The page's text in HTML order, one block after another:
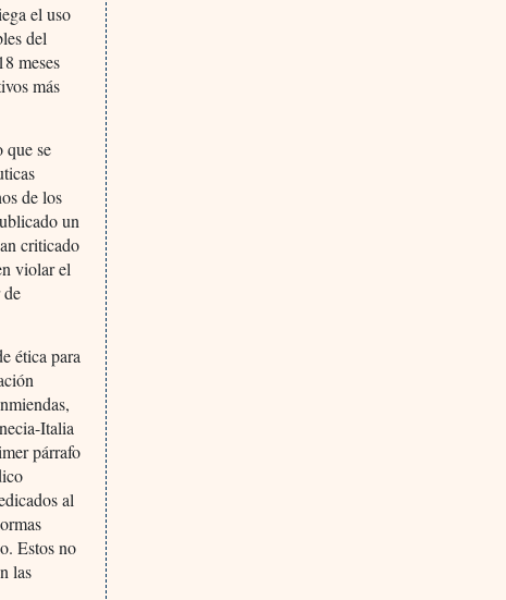
el uso
del
meses
más
que se
de los
un
criticado
violar el
de
ética para
Italia
párrafo
al
Estos no
las